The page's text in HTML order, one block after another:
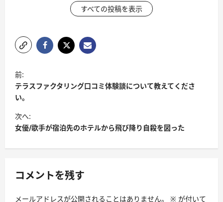
すべての投稿を表示
投
稿
ナ
ビ
ゲ
ー
ョ
前:
テラスファクタリング口コミ体験談について教えてくださ
い。
次へ:
女優/歌手が宿泊先のホテルから飛び降り自殺を図った
コメントを残す
メールアドレスが公開されることはありません。 ※ が付いて